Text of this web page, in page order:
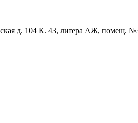
д. 104 К. 43, литера АЖ, помещ.